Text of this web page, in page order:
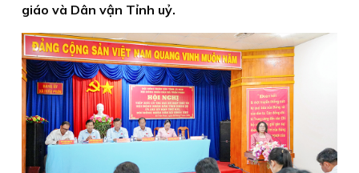
giáo và Dân vận Tỉnh uỷ.